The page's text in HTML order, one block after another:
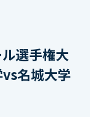
選手権大
名城大学